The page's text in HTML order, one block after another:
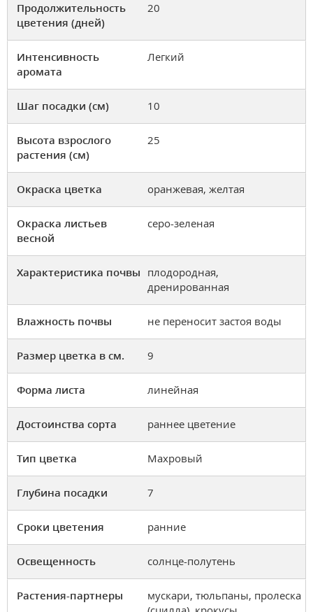
Продолжительность
цветения (дней)
20
Интенсивность
аромата
Легкий
Шаг посадки (см) 10
Высота взрослого
растения (см)
25
Окраска цветка оранжевая, желтая
Окраска листьев
весной
серо-зеленая
Характеристика почвы плодородная,
дренированная
Влажность почвы не переносит застоя воды
Размер цветка в см. 9
Форма листа линейная
Достоинства сорта раннее цветение
Тип цветка Махровый
Глубина посадки 7
Сроки цветения ранние
Освещенность солнце-полутень
Растения-партнеры
мускари, тюльпаны, пролеска